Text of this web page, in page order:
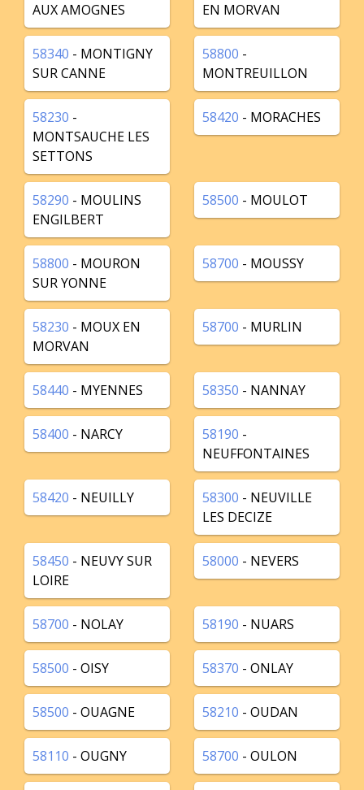
AUX AMOGNES
EN MORVAN
58340 - MONTIGNY
SUR CANNE
58800 -
MONTREUILLON
58230 -
MONTSAUCHE LES
SETTONS
58420 - MORACHES
58290 - MOULINS
ENGILBERT
58500 - MOULOT
58800 - MOURON
SUR YONNE
58700 - MOUSSY
58230 - MOUX EN
MORVAN
58700 - MURLIN
58440 - MYENNES 58350 - NANNAY
58400 - NARCY 58190 -
NEUFFONTAINES
58420 - NEUILLY 58300 - NEUVILLE
LES DECIZE
58450 - NEUVY SUR
LOIRE
58000 - NEVERS
58700 - NOLAY 58190 - NUARS
58500 - OISY 58370 - ONLAY
58500 - OUAGNE 58210 - OUDAN
58110 - OUGNY 58700 - OULON